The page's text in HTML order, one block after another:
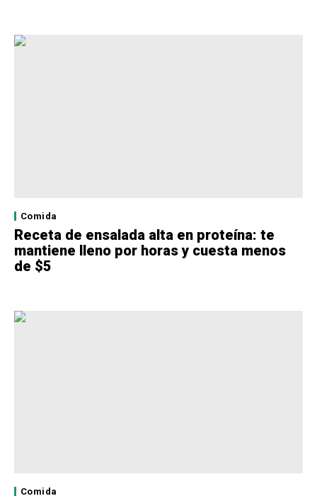
Comida
Receta de ensalada alta en proteína: te
mantiene lleno por horas y cuesta menos
de $5
Comida